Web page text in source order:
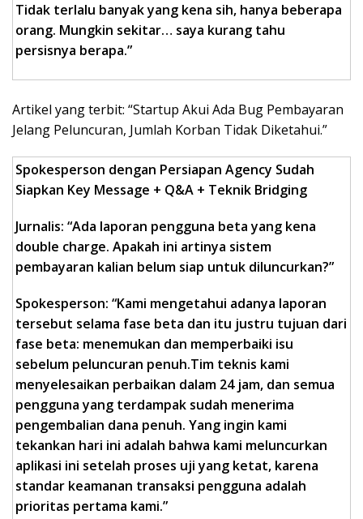
Tidak terlalu banyak yang kena sih, hanya beberapa
orang. Mungkin sekitar… saya kurang tahu
persisnya berapa.”
Artikel yang terbit: “Startup Akui Ada Bug Pembayaran
Jelang Peluncuran, Jumlah Korban Tidak Diketahui.”
Spokesperson dengan Persiapan Agency Sudah
Siapkan Key Message + Q&A + Teknik Bridging
Jurnalis: “Ada laporan pengguna beta yang kena
double charge. Apakah ini artinya sistem
pembayaran kalian belum siap untuk diluncurkan?”
Spokesperson: “Kami mengetahui adanya laporan
tersebut selama fase beta dan itu justru tujuan dari
fase beta: menemukan dan memperbaiki isu
sebelum peluncuran penuh.Tim teknis kami
menyelesaikan perbaikan dalam 24 jam, dan semua
pengguna yang terdampak sudah menerima
pengembalian dana penuh. Yang ingin kami
tekankan hari ini adalah bahwa kami meluncurkan
aplikasi ini setelah proses uji yang ketat, karena
standar keamanan transaksi pengguna adalah
prioritas pertama kami.”